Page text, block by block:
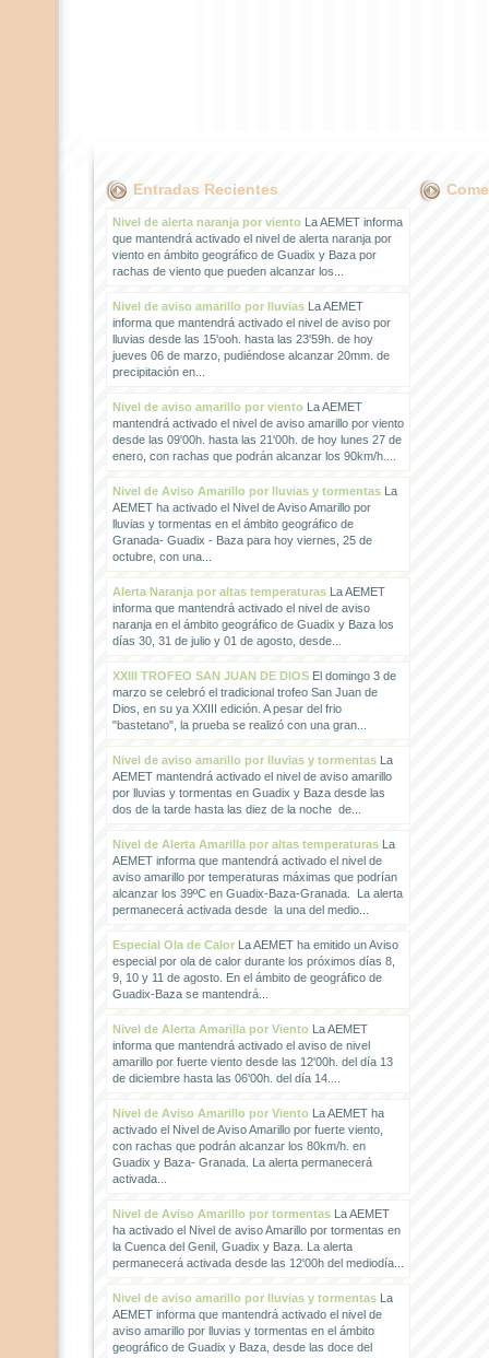
Entradas Recientes
Nivel de alerta naranja por vientoLa AEMET informa
que mantendrá activado el nivel de alerta naranja por
viento en ámbito geográfico de Guadix y Baza por
rachas de viento que pueden alcanzar los...
Nivel de aviso amarillo por lluviasLa AEMET
informa que mantendrá activado el nivel de aviso por
lluvias desde las 15'ooh. hasta las 23'59h. de hoy
jueves 06 de marzo, pudiéndose alcanzar 20mm. de
precipitación en...
Nivel de aviso amarillo por vientoLa AEMET
mantendrá activado el nivel de aviso amarillo por viento
desde las 09'00h. hasta las 21'00h. de hoy lunes 27 de
enero, con rachas que podrán alcanzar los 90km/h....
Nivel de Aviso Amarillo por lluvias y tormentasLa
AEMET ha activado el Nivel de Aviso Amarillo por
lluvias y tormentas en el ámbito geográfico de
Granada- Guadix - Baza para hoy viernes, 25 de
octubre, con una...
Alerta Naranja por altas temperaturasLa AEMET
informa que mantendrá activado el nivel de aviso
naranja en el ámbito geográfico de Guadix y Baza los
días 30, 31 de julio y 01 de agosto, desde...
XXIII TROFEO SAN JUAN DE DIOSEl domingo 3 de
marzo se celebró el tradicional trofeo San Juan de
Dios, en su ya XXIII edición. A pesar del frio
"bastetano", la prueba se realizó con una gran...
Nivel de aviso amarillo por lluvias y tormentasLa
AEMET mantendrá activado el nivel de aviso amarillo
por lluvias y tormentas en Guadix y Baza desde las
dos de la tarde hasta las diez de la noche de...
Nivel de Alerta Amarilla por altas temperaturasLa
AEMET informa que mantendrá activado el nivel de
aviso amarillo por temperaturas máximas que podrían
alcanzar los 39ºC en Guadix-Baza-Granada. La alerta
permanecerá activada desde la una del medio...
Especial Ola de CalorLa AEMET ha emitido un Aviso
especial por ola de calor durante los próximos días 8,
9, 10 y 11 de agosto. En el ámbito de geográfico de
Guadix-Baza se mantendrá...
Nivel de Alerta Amarilla por VientoLa AEMET
informa que mantendrá activado el aviso de nivel
amarillo por fuerte viento desde las 12'00h. del día 13
de diciembre hasta las 06'00h. del día 14....
Nivel de Aviso Amarillo por VientoLa AEMET ha
activado el Nivel de Aviso Amarillo por fuerte viento,
con rachas que podrán alcanzar los 80km/h. en
Guadix y Baza- Granada. La alerta permanecerá
activada...
Nivel de Aviso Amarillo por tormentasLa AEMET
ha activado el Nivel de aviso Amarillo por tormentas en
la Cuenca del Genil, Guadix y Baza. La alerta
permanecerá activada desde las 12'00h del mediodía...
Nivel de aviso amarillo por lluvias y tormentasLa
AEMET informa que mantendrá activado el nivel de
aviso amarillo por lluvias y tormentas en el ámbito
geográfico de Guadix y Baza, desde las doce del